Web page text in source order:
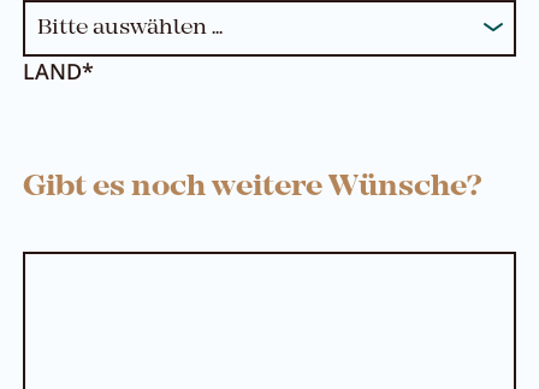
LAND*
Gibt es noch weitere Wünsche?